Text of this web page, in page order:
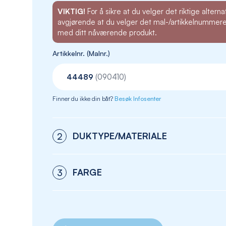
VIKTIG! For å sikre at du velger det riktige
avgjørende at du velger det mal-/
med ditt nåværende produkt.
Artikkelnr. (Malnr.)
Finner du ikke din båt? Besøk Infosenter
44489 (090410)
2 DUKTYPE/MATERIALE
3 FARGE